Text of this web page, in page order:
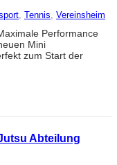
, Tennis, Vereinsheim
Performance
Mini
zum Start der
Abteilung